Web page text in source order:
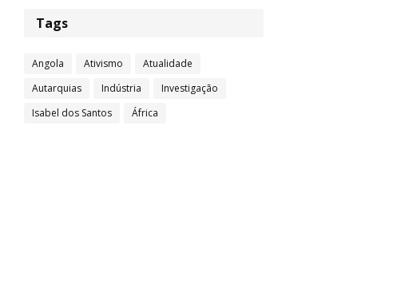
Tags
Angola Ativismo
Atualidade
Autarquias
Indústria
Investigação
Isabel dos Santos
África